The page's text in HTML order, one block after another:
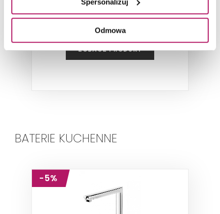
Odmowa
ZOBACZ PRODUKT
BATERIE KUCHENNE
-5%